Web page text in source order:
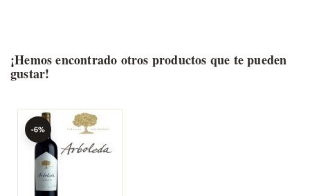
¡Hemos encontrado otros productos que te pueden
gustar!
-6%